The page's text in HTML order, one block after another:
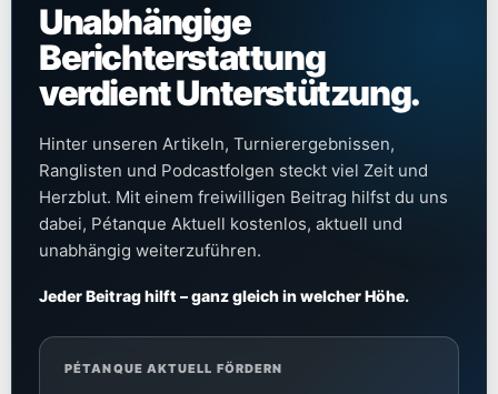
Unabhängige
Berichterstattung
verdient Unterstützung.
Hinter unseren Artikeln, Turnierergebnissen,
Ranglisten und Podcastfolgen steckt viel Zeit und
Herzblut. Mit einem freiwilligen Beitrag hilfst du uns
dabei, Pétanque Aktuell kostenlos, aktuell und
unabhängig weiterzuführen.
Jeder Beitrag hilft – ganz gleich in welcher Höhe.
PÉTANQUE AKTUELL FÖRDERN